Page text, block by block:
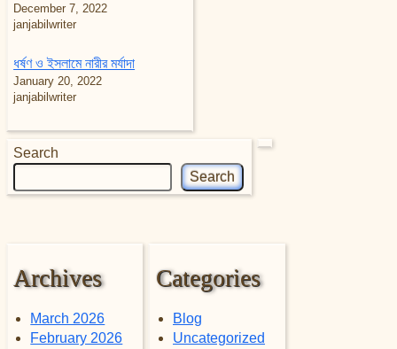
December 7, 2022
janjabilwriter
ধর্ষণ ও ইসলামে নারীর মর্যাদা
January 20, 2022
janjabilwriter
Search
Search
Archives
March 2026
February 2026
Categories
Blog
Uncategorized